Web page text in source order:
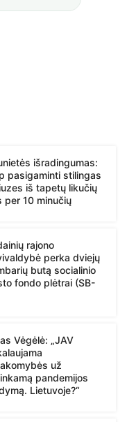
išradingumas:
pasigaminti stilingas
iš tapetų likučių
per 10 minučių
rajono
perka dviejų
butą socialinio
fondo plėtrai (SB-
Vėgėlė: „JAV
už
pandemijos
Lietuvoje?“